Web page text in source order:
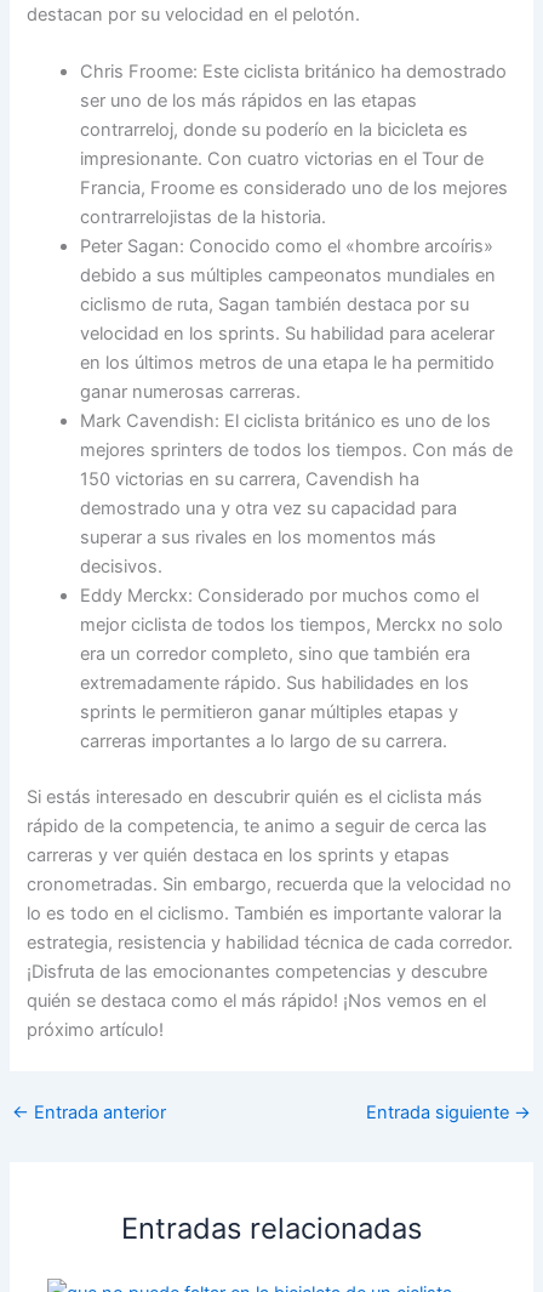
destacan por su velocidad en el pelotón.
Chris Froome: Este ciclista británico ha demostrado
ser uno de los más rápidos en las etapas
contrarreloj, donde su poderío en la bicicleta es
impresionante. Con cuatro victorias en el Tour de
Francia, Froome es considerado uno de los mejores
contrarrelojistas de la historia.
Peter Sagan: Conocido como el «hombre arcoíris»
debido a sus múltiples campeonatos mundiales en
ciclismo de ruta, Sagan también destaca por su
velocidad en los sprints. Su habilidad para acelerar
en los últimos metros de una etapa le ha permitido
ganar numerosas carreras.
Mark Cavendish: El ciclista británico es uno de los
mejores sprinters de todos los tiempos. Con más de
150 victorias en su carrera, Cavendish ha
demostrado una y otra vez su capacidad para
superar a sus rivales en los momentos más
decisivos.
Eddy Merckx: Considerado por muchos como el
mejor ciclista de todos los tiempos, Merckx no solo
era un corredor completo, sino que también era
extremadamente rápido. Sus habilidades en los
sprints le permitieron ganar múltiples etapas y
carreras importantes a lo largo de su carrera.
Si estás interesado en descubrir quién es el ciclista más
rápido de la competencia, te animo a seguir de cerca las
carreras y ver quién destaca en los sprints y etapas
cronometradas. Sin embargo, recuerda que la velocidad no
lo es todo en el ciclismo. También es importante valorar la
estrategia, resistencia y habilidad técnica de cada corredor.
¡Disfruta de las emocionantes competencias y descubre
quién se destaca como el más rápido! ¡Nos vemos en el
próximo artículo!
← Entrada anterior Entrada siguiente →
Entradas relacionadas